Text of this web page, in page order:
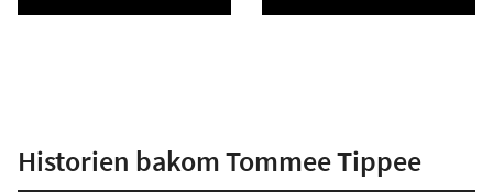
Historien bakom Tommee Tippee